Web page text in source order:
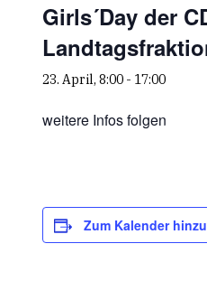
Girls´Day der
23. April, 8:00- 17:00
weitere Infos folgen
Zum Kalender